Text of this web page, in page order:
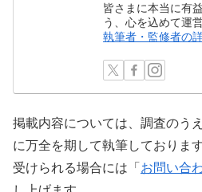
皆さまに本当に有
う、心を込めて運
執筆者・監修者の
掲載内容については、調査のう
に万全を期して執筆しておりま
受けられる場合には「 お問い合